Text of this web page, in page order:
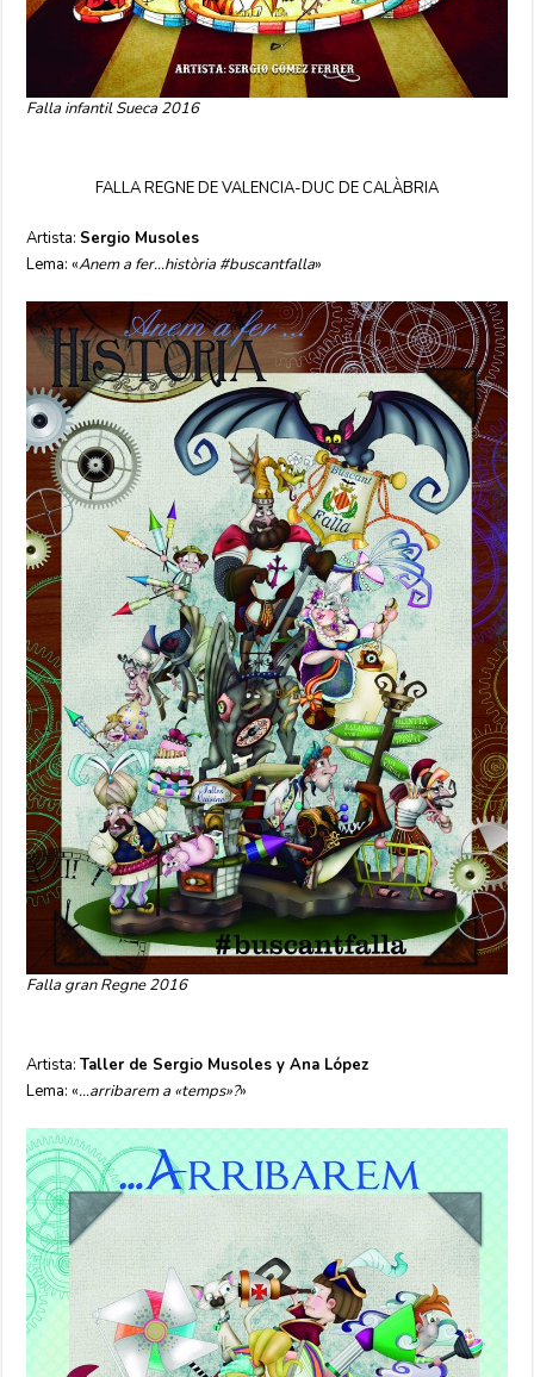
Falla infantil Sueca 2016
FALLA REGNE DE VALENCIA-DUC DE CALÀBRIA
Artista: Sergio Musoles
Lema: «Anem a fer…història #buscantfalla»
Falla gran Regne 2016
Artista:Taller de Sergio Musoles y Ana López
Lema: «…arribarem a «temps»?»